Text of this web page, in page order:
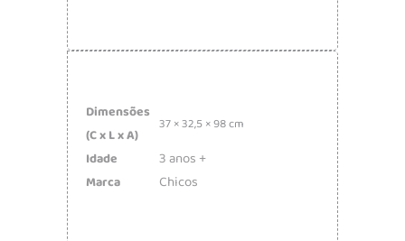
Dimensões
(C x L x A)
37 × 32,5 × 98 cm
Idade 3 anos +
Marca Chicos